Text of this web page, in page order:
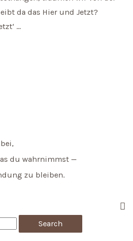
da das Hier und Jetzt?
…
du wahrnimmst —
zu bleiben.